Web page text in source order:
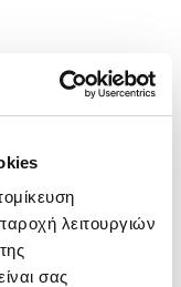
λειτουργιών
σας